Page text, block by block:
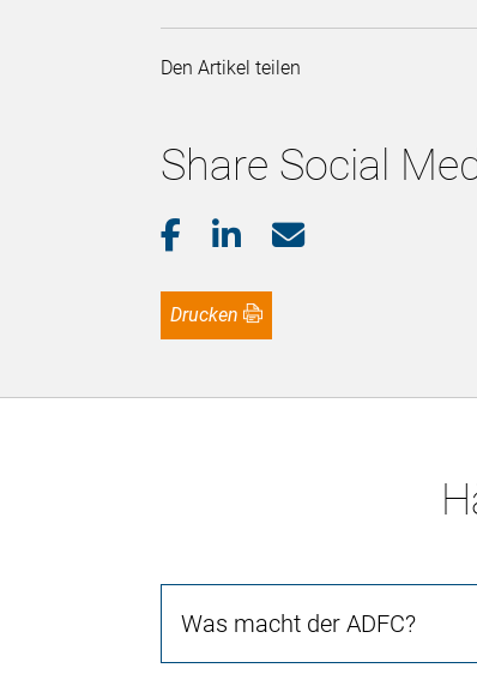
Den Artikel teilen
Share Social
Drucken
Was macht der ADFC?